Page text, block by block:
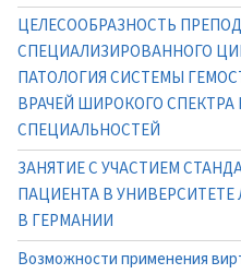
ЦЕЛЕСООБРАЗНОСТЬ
СПЕЦИАЛИЗИРОВАННОГО
ПАТОЛОГИЯ СИСТЕМЫ
ВРАЧЕЙ ШИРОКОГО СПЕКТРА
СПЕЦИАЛЬНОСТЕЙ
ЗАНЯТИЕ С УЧАСТИЕМ
ПАЦИЕНТА В
В ГЕРМАНИИ
Возможности применения